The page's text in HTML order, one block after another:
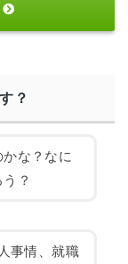
？
な？なに
？
事情、就職